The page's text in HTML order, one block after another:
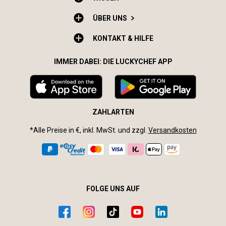
ÜBER UNS
KONTAKT & HILFE
IMMER DABEI: DIE LUCKYCHEF APP
ZAHLARTEN
*Alle Preise in €, inkl. MwSt. und zzgl. Versandkosten
FOLGE UNS AUF